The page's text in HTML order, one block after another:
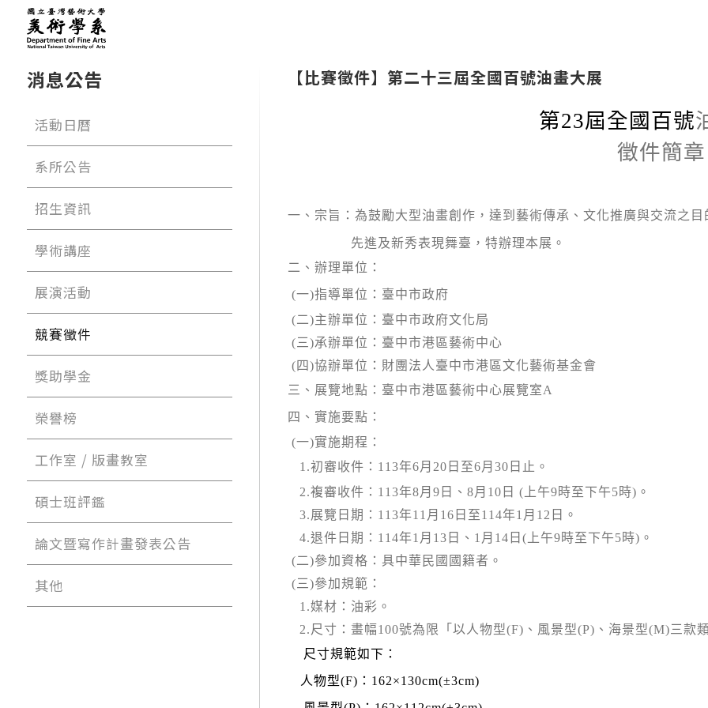
消息公告
活動日曆
系所公告
招生資訊
學術講座
展演活動
競賽徵件
獎助學金
榮譽榜
工作室 / 版畫教室
碩士班評鑑
論文暨寫作計畫發表公告
其他
【比賽徵件】第二十三屆全國百號油畫大展
第23屆全國百號
徵件簡章
一、宗旨：為鼓勵大型油畫創作，達到藝術傳承、文化推廣與交流之目
先進及新秀表現舞臺，特辦理本展。
二、辦理單位：
(一)指導單位：臺中市政府
(二)主辦單位：臺中市政府文化局
(三)承辦單位：臺中市港區藝術中心
(四)協辦單位：財團法人臺中市港區文化藝術基金會
三、展覽地點：臺中市港區藝術中心展覽室A
四、實施要點：
(一)實施期程：
1.初審收件： 113年6月 20 日至6月 30 日止。
2.複審收件： 113年8月 9 日、 8月 10 日 ( 上午9時至下午5時) 。
3.展覽日期： 113年11 月 16 日至114年1 月 12 日。
4.退件日期： 114年1 月 13 日、 1 月 14 日 ( 上午9時至下午5時) 。
(二)參加資格：具中華民國國籍者。
(三)參加規範：
1.媒材：油彩。
2. 尺寸：畫幅100號為限「以人物型(F) 、風景型(P) 、海景型(M)三款
尺寸規範如下：
人物型(F) ： 162×130cm(±3cm)